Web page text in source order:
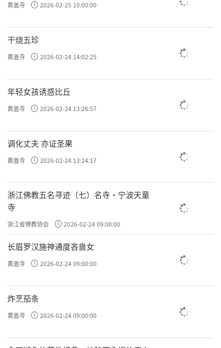
黄盖寺 2026-02-25 10:00:00
干烧五珍
黄盖寺 2026-02-24 14:02:25
年轻女孩诱惑比丘
黄盖寺 2026-02-24 13:26:57
调化丈夫 亦证圣果
黄盖寺 2026-02-24 13:24:17
浙江佛教五名寻迹（七）名寺·宁波天童
寺
浙江省佛教协会 2026-02-24 09:00:00
长眉罗汉施神通度吝啬女
黄盖寺 2026-02-24 09:00:00
炸烹茄条
黄盖寺 2026-02-24 09:00:00